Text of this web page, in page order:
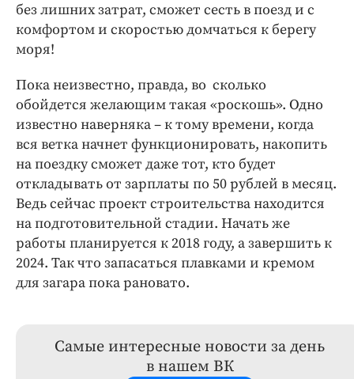
без лишних затрат, сможет сесть в поезд и с
комфортом и скоростью домчаться к берегу
моря!
Пока неизвестно, правда, во сколько
обойдется желающим такая «роскошь». Одно
известно наверняка – к тому времени, когда
вся ветка начнет функционировать, накопить
на поездку сможет даже тот, кто будет
откладывать от зарплаты по 50 рублей в месяц.
Ведь сейчас проект строительства находится
на подготовительной стадии. Начать же
работы планируется к 2018 году, а завершить к
2024. Так что запасаться плавками и кремом
для загара пока рановато.
Самые интересные новости за день
в нашем ВК